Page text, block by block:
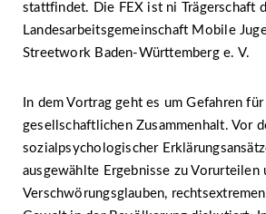
stattfindet. Die FEX ist ni Trägerschaft
Landesarbeitsgemeinschaft Mobile
Streetwork Baden-Württemberg e. V.
In dem Vortrag geht es um Gefahren für
gesellschaftlichen Zusammenhalt. Vor
sozialpsychologischer
ausgewählte Ergebnisse zu Vorurteilen
Verschwörungsglauben,